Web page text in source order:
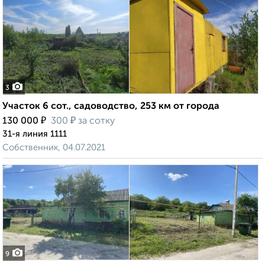
3
Участок 6 сот., садоводство, 253 км от города
130 000 ₽ 300 ₽ за сотку
31-я линия 1111
Собственник, 04.07.2021
9